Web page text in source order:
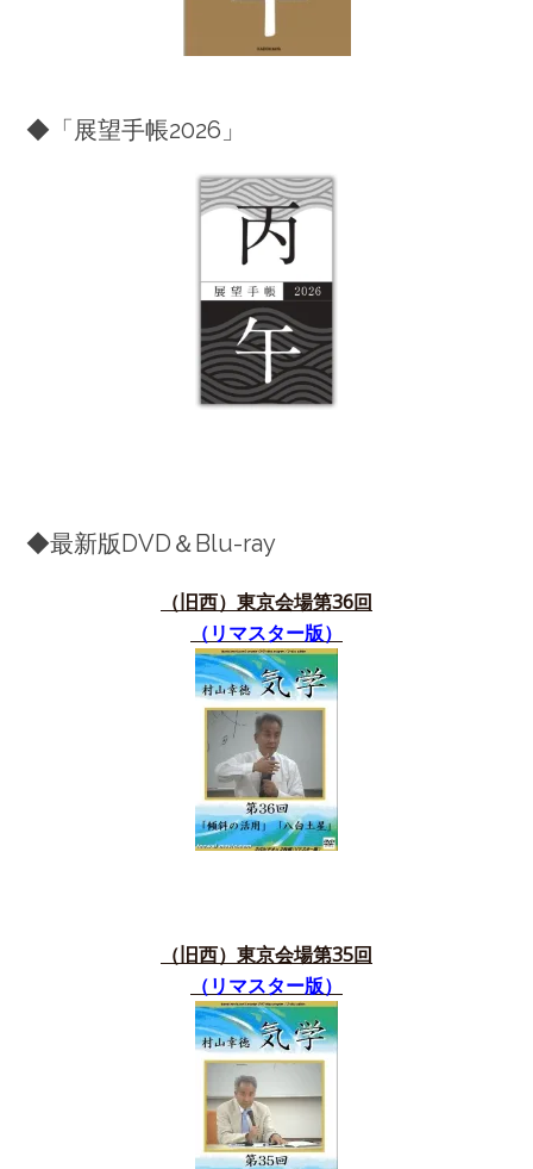
◆「展望手帳2026」
◆最新版DVD＆Blu-ray
（旧西）東京会場第36回
（リマスター版）
（旧西）東京会場第35回
（リマスター版）